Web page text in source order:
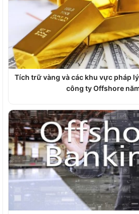
Tích trữ vàng và các khu vực pháp
công ty Offshore